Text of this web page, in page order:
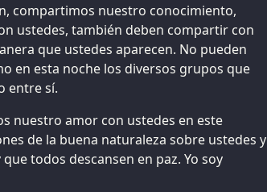
compartimos nuestro conocimiento,
ustedes, también deben compartir con
que ustedes aparecen. No pueden
en esta noche los diversos grupos que
entre sí.
nuestro amor con ustedes en este
de la buena naturaleza sobre ustedes y
todos descansen en paz. Yo soy